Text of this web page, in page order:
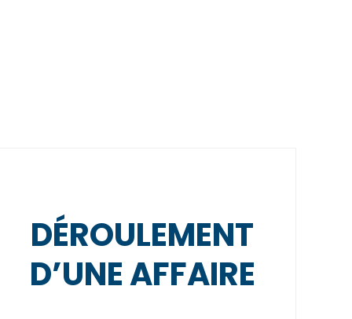
DÉROULEMENT
D’UNE AFFAIRE